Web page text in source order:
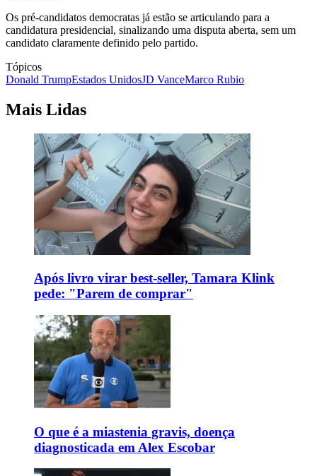
Os pré-candidatos democratas já estão se articulando para a
candidatura presidencial, sinalizando uma disputa aberta, sem um
candidato claramente definido pelo partido.
Tópicos
Donald TrumpEstados UnidosJD VanceMarco Rubio
Mais Lidas
Após livro virar best-seller, Tamara Klink
pede: "Parem de comprar"
O que é a miastenia gravis, doença
diagnosticada em Alex Escobar